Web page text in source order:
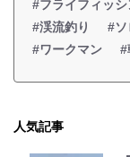
#フライフィッシ
#渓流釣り
#ソ
#ワークマン
#
人気記事